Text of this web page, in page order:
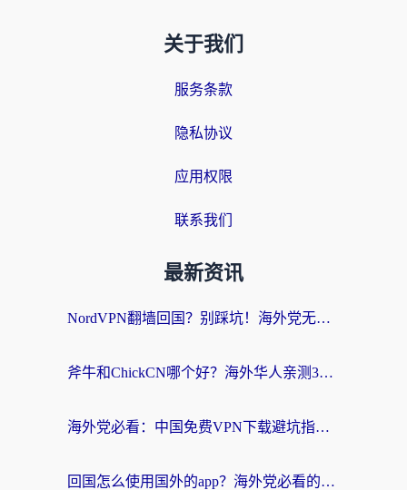
关于我们
服务条款
隐私协议
应用权限
联系我们
最新资讯
NordVPN翻墙回国？别踩坑！海外党无缝访问国内资源的真实指南
斧牛和ChickCN哪个好？海外华人亲测3款回国加速器+免费试用攻略
海外党必看：中国免费VPN下载避坑指南 + 无缝访问国内资源的终极方案
回国怎么使用国外的app？海外党必看的无缝访问国内资源全攻略